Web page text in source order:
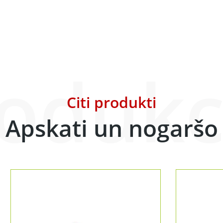
Citi produkti
Apskati un nogaršo